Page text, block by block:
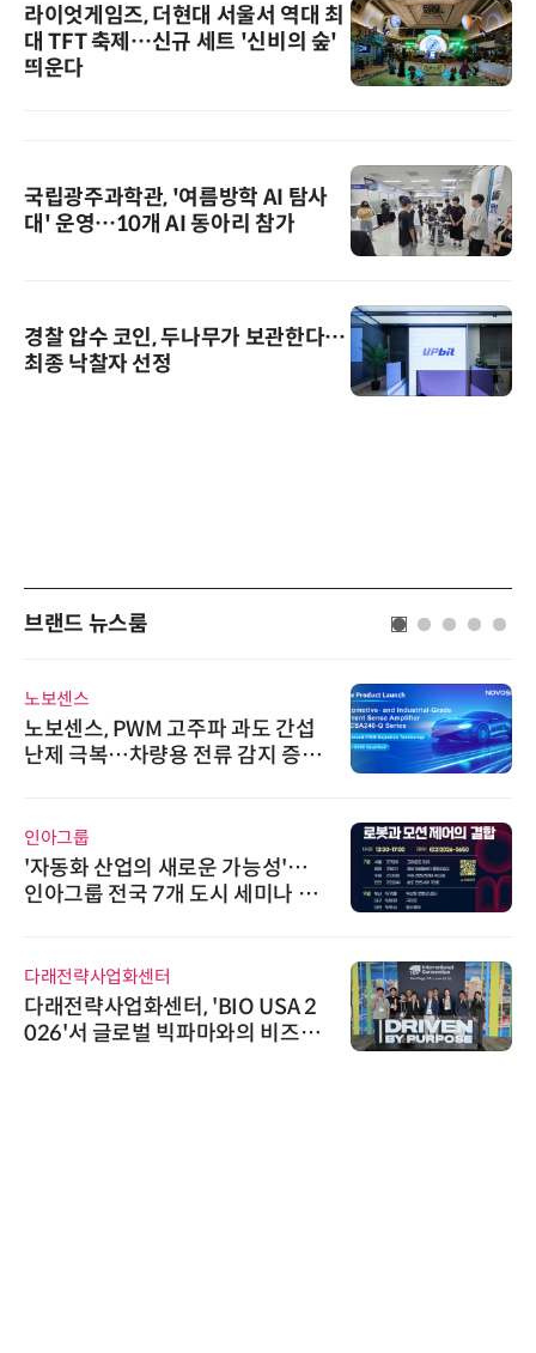
라이엇게임즈, 더현대 서울서 역대 최
대 TFT 축제…신규 세트 '신비의 숲'
띄운다
국립광주과학관, '여름방학 AI 탐사
대' 운영…10개 AI 동아리 참가
경찰 압수 코인, 두나무가 보관한다…
최종 낙찰자 선정
브랜드 뉴스룸
노보센스
노보센스, PWM 고주파 과도 간섭
난제 극복…차량용 전류 감지 증폭
인아그룹
'자동화 산업의 새로운 가능성'…
인아그룹 전국 7개 도시 세미나 페
다래전략사업화센터
다래전략사업화센터, 'BIO USA 2
026'서 글로벌 빅파마와의 비즈니